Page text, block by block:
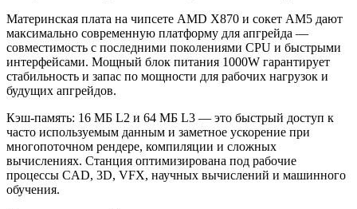
Материнская плата на чипсете AMD X870 и сокет AM5 дают
максимально современную платформу для апгрейда —
совместимость с последними поколениями CPU и быстрыми
интерфейсами. Мощный блок питания 1000W гарантирует
стабильность и запас по мощности для рабочих нагрузок и
будущих апгрейдов.
Кэш-память: 16 МБ L2 и 64 МБ L3 — это быстрый доступ к
часто используемым данным и заметное ускорение при
многопоточном рендере, компиляции и сложных
вычислениях. Станция оптимизирована под рабочие
процессы CAD, 3D, VFX, научных вычислений и машинного
обучения.